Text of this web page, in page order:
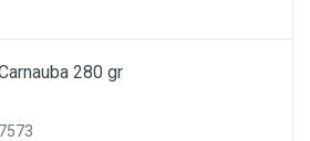
280 gr